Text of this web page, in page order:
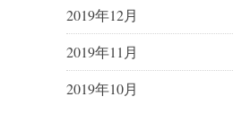
2019年12月
2019年11月
2019年10月